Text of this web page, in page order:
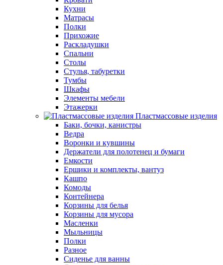
Кухни
Матрасы
Полки
Прихожие
Раскладушки
Спальни
Столы
Стулья, табуретки
Тумбы
Шкафы
Элементы мебели
Этажерки
Пластмассовые изделия
Баки, бочки, канистры
Ведра
Воронки и кувшины
Держатели для полотенец и бумаги
Емкости
Ершики и комплекты, вантуз
Кашпо
Комоды
Контейнера
Корзины для белья
Корзины для мусора
Масленки
Мыльницы
Полки
Разное
Сиденье для ванны